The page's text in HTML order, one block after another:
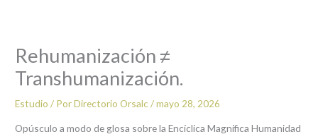
Rehumanización ≠
Transhumanización.
Estudio / PorDirectorio Orsalc/mayo 28, 2026
Opúsculo a modo de glosa sobre la Encíclica Magnifica Humanidad